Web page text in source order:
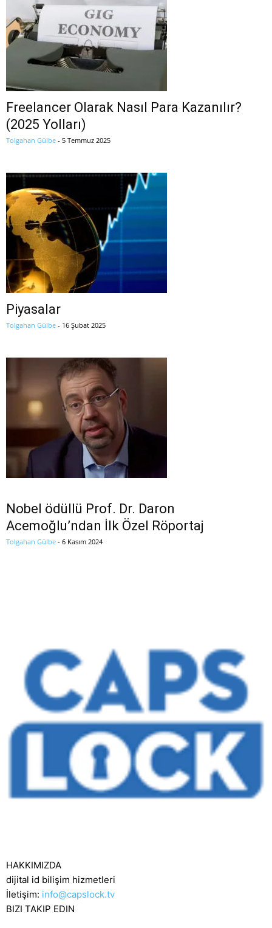
Freelancer Olarak Nasıl Para Kazanılır?
(2025 Yolları)
Tolgahan Gülbe - 5 Temmuz 2025
Piyasalar
Tolgahan Gülbe - 16 Şubat 2025
Nobel ödüllü Prof. Dr. Daron
Acemoğlu’ndan İlk Özel Röportaj
Tolgahan Gülbe - 6 Kasım 2024
HAKKIMIZDA
dijital id bilişim hizmetleri
İletişim: info@capslock.tv
BIZI TAKIP EDIN